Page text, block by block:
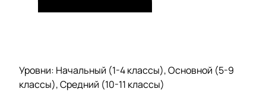
Уровни: Начальный (1-4 классы), Основной (5-9
классы), Средний (10-11 классы)